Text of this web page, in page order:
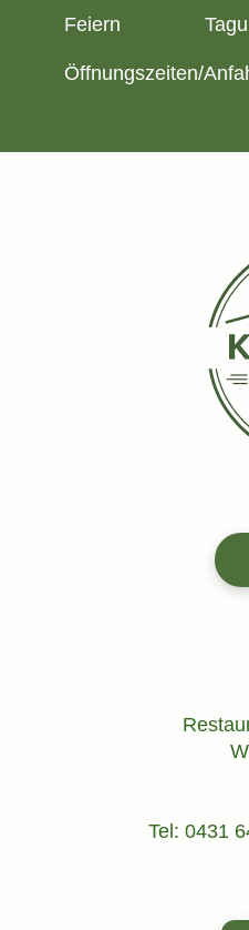
Feiern
Öffnungszeiten/
Tel: 0431